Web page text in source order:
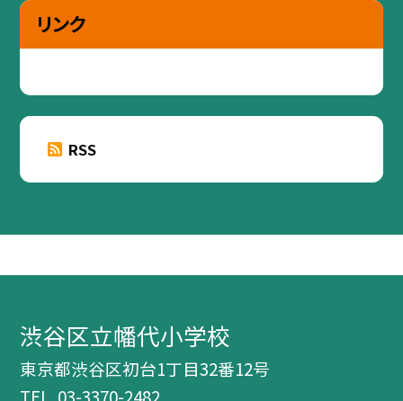
リンク
RSS
渋谷区立幡代小学校
東京都渋谷区初台1丁目32番12号